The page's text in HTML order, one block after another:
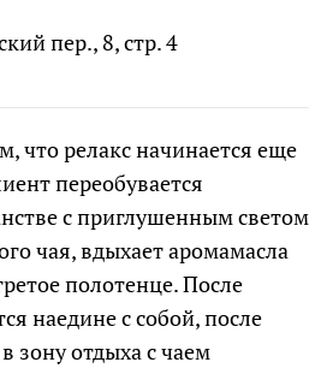
пер., 8, стр. 4
что релакс начинается еще
переобувается
с приглушенным светом
чая, вдыхает аромамасла
полотенце. После
наедине с собой, после
зону отдыха с чаем